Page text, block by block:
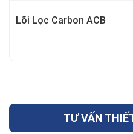
Lõi Lọc Carbon ACB
TƯ VẤN